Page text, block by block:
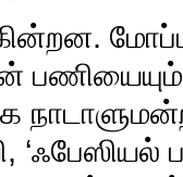
மோப்ப
தன்